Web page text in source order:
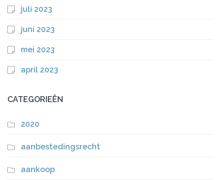
juli 2023
juni 2023
mei 2023
april 2023
CATEGORIEËN
2020
aanbestedingsrecht
aankoop